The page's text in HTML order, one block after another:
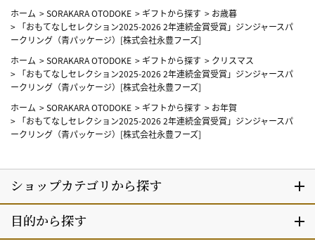
ホーム >SORAKARA OTODOKE > ギフトから探す > お歳暮
> 「おもてなしセレクション2025-2026 2年連続金賞受賞」ジンジャースパ
ークリング（青パッケージ）[株式会社永豊フーズ]
ホーム >SORAKARA OTODOKE > ギフトから探す > クリスマス
> 「おもてなしセレクション2025-2026 2年連続金賞受賞」ジンジャースパ
ークリング（青パッケージ）[株式会社永豊フーズ]
ホーム >SORAKARA OTODOKE > ギフトから探す > お年賀
> 「おもてなしセレクション2025-2026 2年連続金賞受賞」ジンジャースパ
ークリング（青パッケージ）[株式会社永豊フーズ]